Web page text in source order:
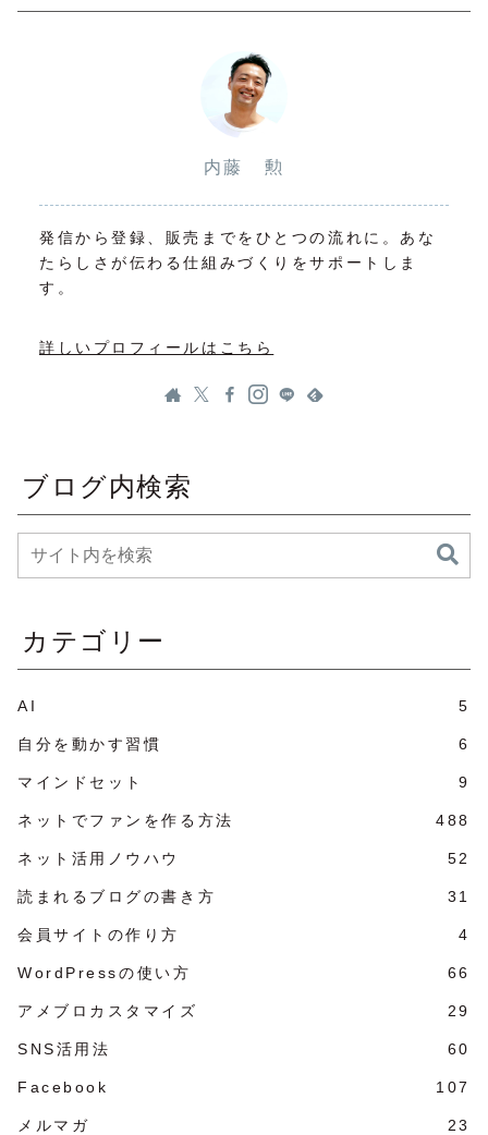
内藤 勲
発信から登録、販売までをひとつの流れに。あな
たらしさが伝わる仕組みづくりをサポートしま
す。
詳しいプロフィールはこちら
ブログ内検索
カテゴリー
AI 5
自分を動かす習慣 6
マインドセット 9
ネットでファンを作る方法 488
ネット活用ノウハウ 52
読まれるブログの書き方 31
会員サイトの作り方 4
WordPressの使い方 66
アメブロカスタマイズ 29
SNS活用法 60
Facebook 107
メルマガ 23